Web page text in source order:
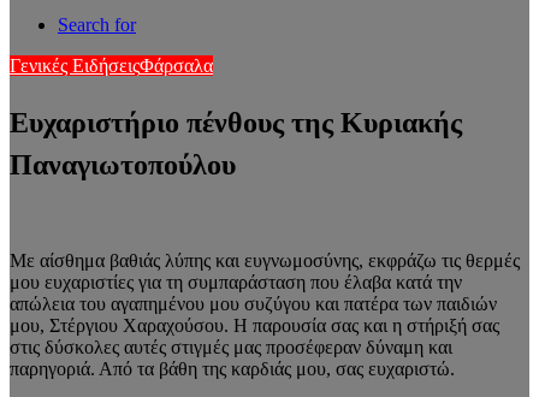
Search for
Γενικές ΕιδήσειςΦάρσαλα
Ευχαριστήριο πένθους της Κυριακής
Παναγιωτοπούλου
Με αίσθημα βαθιάς λύπης και ευγνωμοσύνης, εκφράζω τις θερμές
μου ευχαριστίες για τη συμπαράσταση που έλαβα κατά την
απώλεια του αγαπημένου μου συζύγου και πατέρα των παιδιών
μου, Στέργιου Χαραχούσου. Η παρουσία σας και η στήριξή σας
στις δύσκολες αυτές στιγμές μας προσέφεραν δύναμη και
παρηγοριά. Από τα βάθη της καρδιάς μου, σας ευχαριστώ.